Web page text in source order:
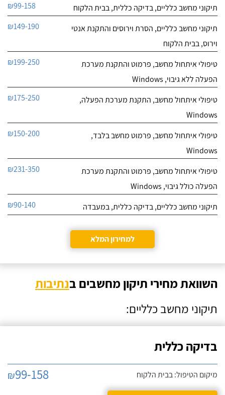
תיקוני מחשב כלליים, בדיקה כללית, בבית הלקוח ₪99-158
תיקוני מחשב כלליים, הסרת וירוסים והתקנת אנטי
וירוס, בבית הלקוח
₪149-190
טיפולי איתחול מחשב, פרמוט והתקנת מערכת
הפעלה ללא גיבוי, Windows
₪199-250
טיפולי איתחול מחשב, התקנת מערכת הפעלה,
Windows
₪175-250
טיפולי איתחול מחשב, פרמוט מחשב בלבד,
Windows
₪150-200
טיפולי איתחול מחשב, פרמוט והתקנת מערכת
הפעלה כולל גיבוי, Windows
₪231-350
תיקוני מחשב כלליים, בדיקה כללית, במעבדה ₪90-140
למחירון המלא
השוואת מחירי תיקון מחשבים בנתיבות
תיקוני מחשב כלליים:
בדיקה כללית
מיקום הטיפול: בבית הלקוח ₪99-158